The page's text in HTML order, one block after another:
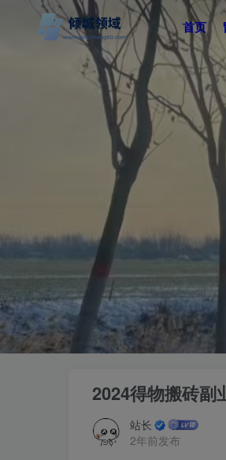
首页
2024得物搬砖副
站长
2年前发布